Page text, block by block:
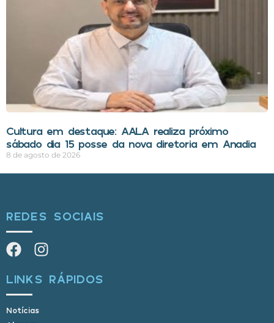
Cultura em destaque: AALA realiza próximo
sábado dia 15 posse da nova diretoria em Anadia
8 de agosto de 2026
REDES SOCIAIS
LINKS RÁPIDOS
Notícias